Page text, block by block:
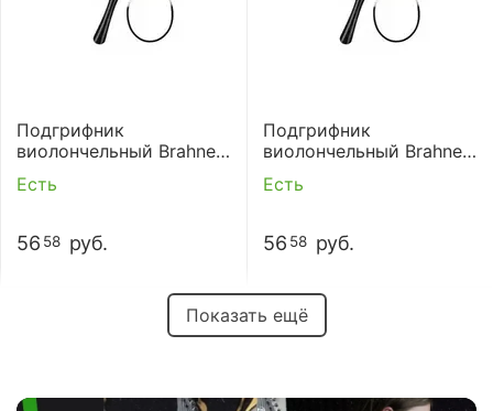
Подгрифник
виолончельный Brahner
MTP-434 3/4
Есть
56 58 руб.
Подгрифник
виолончельный Brahner
Есть
56 58 руб.
Показать ещё